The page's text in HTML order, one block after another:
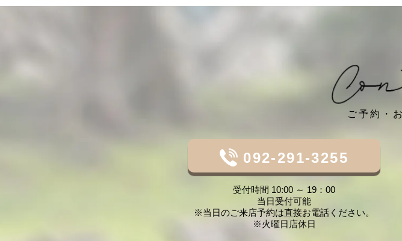
ご予約・
092-291-3255
受付時間 10:00 ～ 19：00
当日受付可能
※当日のご来店予約は直接お電話ください。
※火曜日店休日